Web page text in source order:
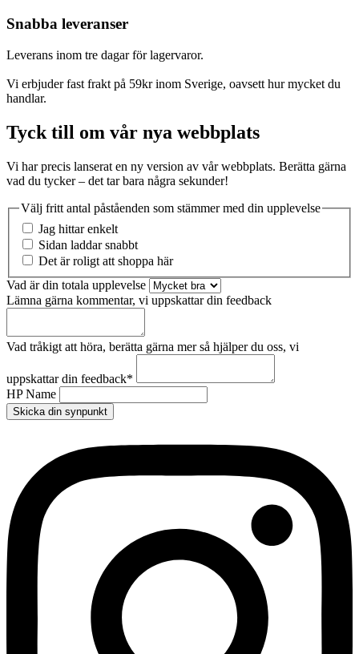
Snabba leveranser
Leverans inom tre dagar för lagervaror.
Vi erbjuder fast frakt på 59kr inom Sverige, oavsett hur mycket du
handlar.
Tyck till om vår nya webbplats
Vi har precis lanserat en ny version av vår webbplats. Berätta gärna
vad du tycker – det tar bara några sekunder!
Välj fritt antal påståenden som stämmer med din upplevelse
Jag hittar enkelt
Sidan laddar snabbt
Det är roligt att shoppa här
Vad är din totala upplevelse
Lämna gärna kommentar, vi uppskattar din feedback
Vad tråkigt att höra, berätta gärna mer så hjälper du oss, vi
uppskattar din feedback*
HP Name
Skicka din synpunkt